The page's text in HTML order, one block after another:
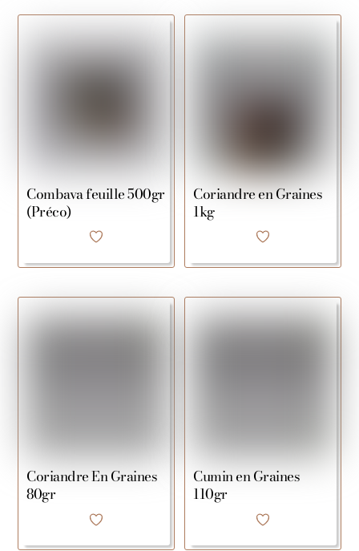
Combava feuille 500gr
(Préco)
Coriandre en Graines
1kg
Coriandre En Graines
80gr
Cumin en Graines
110gr